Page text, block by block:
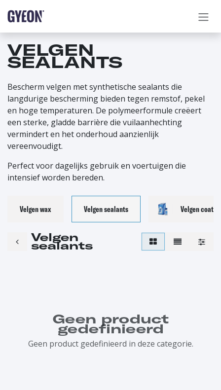
VELGEN
SEALANTS
Bescherm velgen met synthetische sealants die
langdurige bescherming bieden tegen remstof, pekel
en hoge temperaturen. De polymeerformule creëert
een sterke, gladde barrière die vuilaanhechting
vermindert en het onderhoud aanzienlijk
vereenvoudigt.
Perfect voor dagelijks gebruik en voertuigen die
intensief worden bereden.
Velgen wax Velgen sealants Velgen
Velgen
sealants
Geen product
gedefinieerd
Geen product gedefinieerd in deze categorie.